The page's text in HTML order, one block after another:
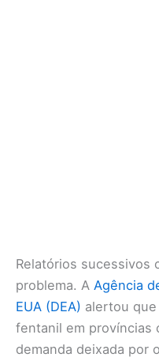
Relatórios sucessivos
problema. A Agência
EUA (DEA) alertou que
fentanil em províncias
demanda deixada por